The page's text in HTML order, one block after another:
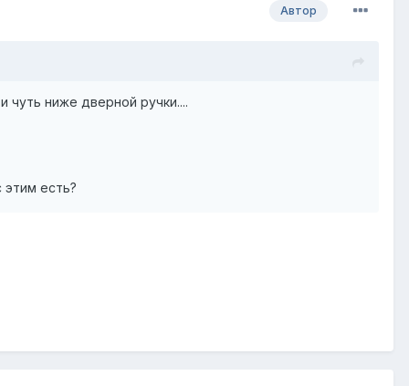
Автор
чуть ниже дверной ручки....
этим есть?